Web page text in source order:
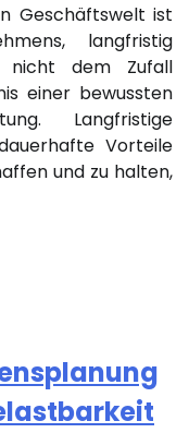
Geschäftswelt ist
langfristig
nicht dem Zufall
einer bewussten
Langfristige
Vorteile
und zu halten,